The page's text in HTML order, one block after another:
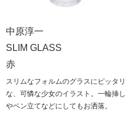
中原淳一
SLIM GLASS
赤
スリムなフォルムのグラスにピッタリ
な、可憐な少女のイラスト。一輪挿し
やペン立てなどにしてもお洒落。